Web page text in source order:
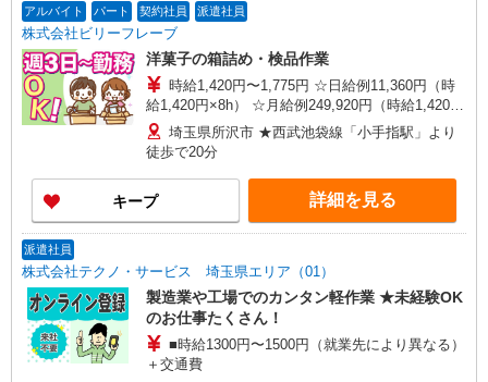
アルバイト パート 契約社員 派遣社員
株式会社ビリーフレーブ
洋菓子の箱詰め・検品作業
時給1,420円〜1,775円 ☆日給例11,360円（時
給1,420円×8h） ☆月給例249,920円（時給1,420円
×8h×22日） ※経験・能力等による
埼玉県所沢市 ★西武池袋線「小手指駅」より
徒歩で20分
キープ 詳細を見る
派遣社員
株式会社テクノ・サービス 埼玉県エリア（01）
製造業や工場でのカンタン軽作業 ★未経験OK
のお仕事たくさん！
■時給1300円〜1500円（就業先により異なる）
＋交通費